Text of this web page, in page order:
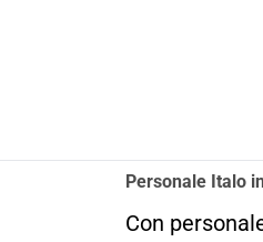
Personale Italo
Con